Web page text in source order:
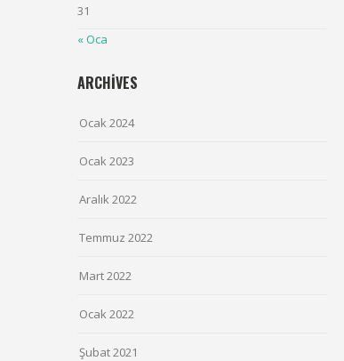
31
« Oca
ARCHIVES
Ocak 2024
Ocak 2023
Aralık 2022
Temmuz 2022
Mart 2022
Ocak 2022
Şubat 2021